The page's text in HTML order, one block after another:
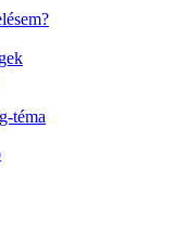
téma